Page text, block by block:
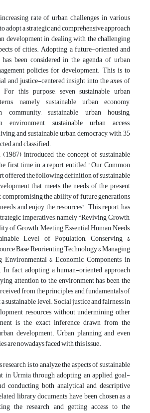
rate of urban challenges in various
adopt a strategic and comprehensive approach
development in dealing with the challenging
of cities. Adopting a future-oriented and
been considered in the agenda of urban
policies for development. This is to
and justice-centered insight into the axes of
this purpose, seven sustainable urban
namely sustainable urban economy,
community, sustainable urban housing,
environment, sustainable urban access,
and sustainable urban democracy, with 35
and classified.
introduced the concept of sustainable
first time in a report entitled "Our Common
offered the following definition of sustainable
that meets the needs of the present
the ability of future generations
and enjoy the resources”. This report has
imperatives, namely “Reviving Growth,
of Growth, Meeting Essential Human Needs,
Level of Population, Conserving &
Base, Reorienting Technology & Managing
Environmental & Economic Components in
fact, adopting a human-oriented approach
attention to the environment has been the
from the principles and fundamentals of
sustainable level. Social justice and fairness in
resources without undermining other
is the exact inference drawn from the
development. Urban planning and even
are nowadays faced with this issue.
is to analyze the aspects of sustainable
in Urmia through adopting an applied goal-
conducting both analytical and descriptive
library documents have been chosen as a
the research and getting access to the